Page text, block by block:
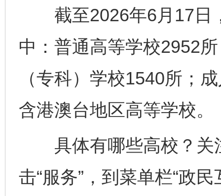
截至2026年6月17日
中：普通高等学校2952
（专科）学校1540所；
含港澳台地区高等学校。
具体有哪些高校？关
击“服务”，到菜单栏“政